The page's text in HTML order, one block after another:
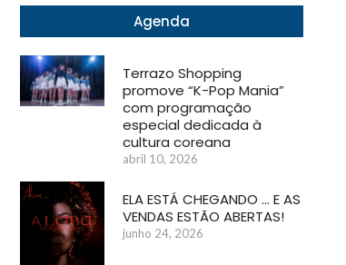
Agenda
Terrazo Shopping
promove “K-Pop Mania”
com programação
especial dedicada à
cultura coreana
abril 10, 2026
ELA ESTÁ CHEGANDO … E AS
VENDAS ESTÃO ABERTAS!
junho 24, 2026